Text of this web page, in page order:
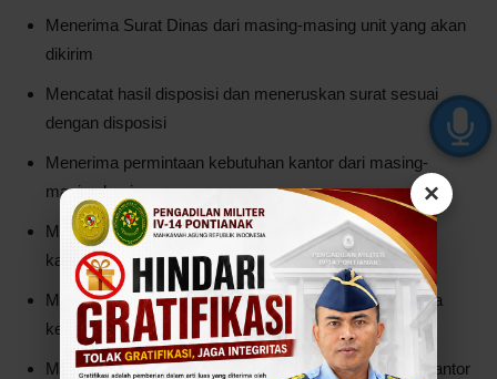
×
Menerima Surat Dinas dari masing-masing unit yang akan
dikirim
Mencatat hasil disposisi dan meneruskan surat sesuai
dengan disposisi
Menerima permintaan kebutuhan kantor dari masing-
masing bagian
Membuat daftar rancangan kebutuhan investaris
kantor/BMN
Mengajukan daftar barang rancangan anggaran belanja
kepada kuasa pengguna anggaran
Membuat rencana kegiatan pemeliharaan bangunan kantor